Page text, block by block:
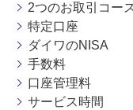
2つのお取引コー
特定口座
ダイワのNISA
手数料
口座管理料
サービス時間